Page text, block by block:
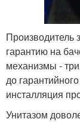
Производитель
гарантию на
механизмы -
до
инсталляция
Унитазом